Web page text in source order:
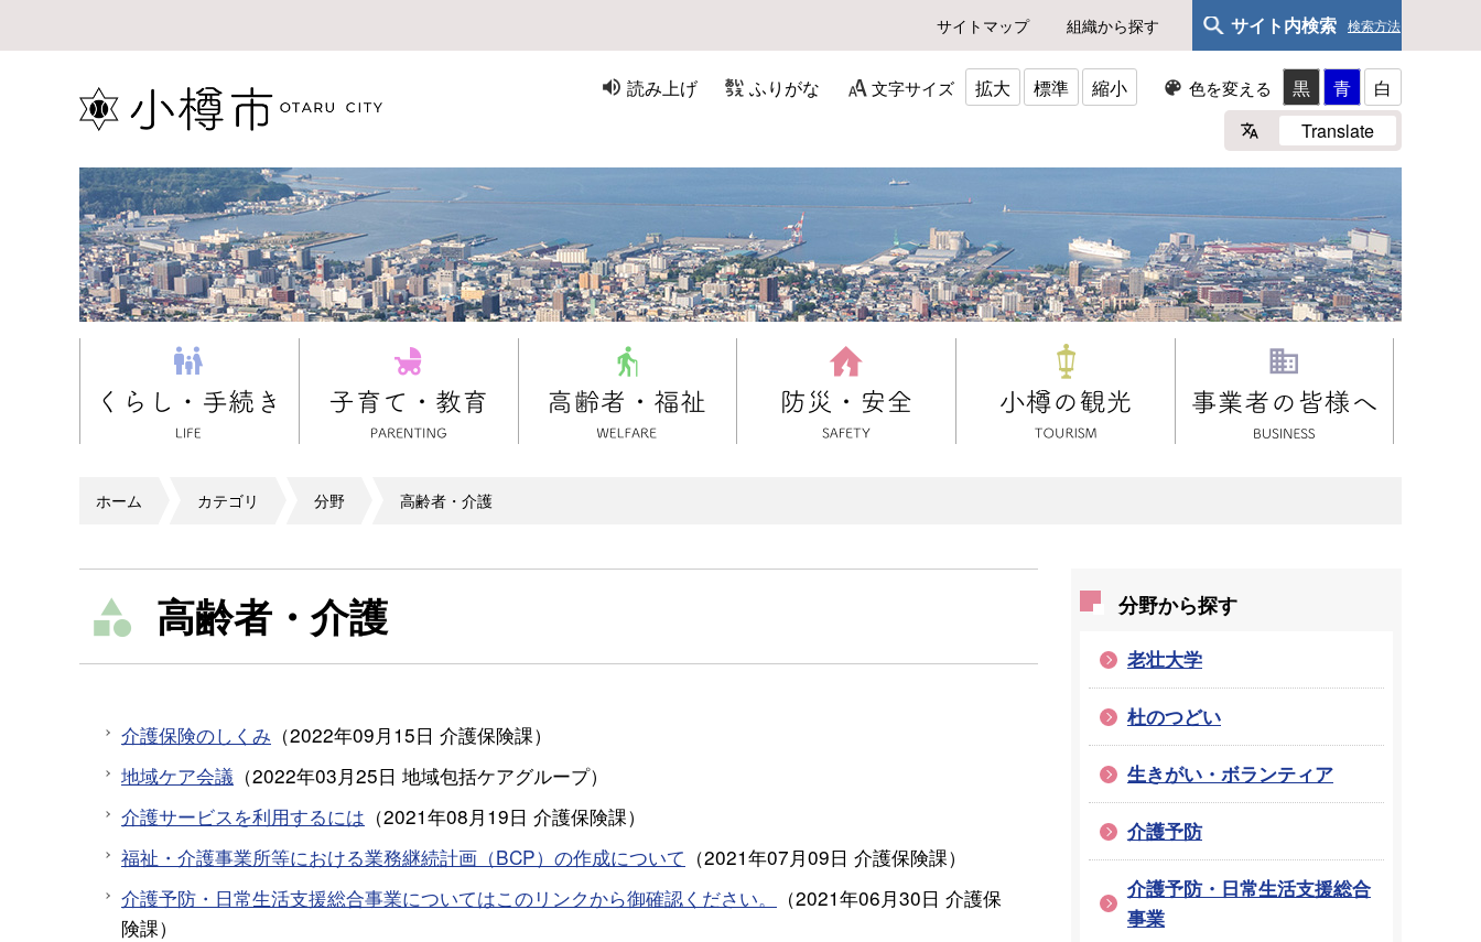
サイトマップ 組織から探す サイト内検索 検索方法
読み上げ ふりがな 文字サイズ 拡大 標準 縮小 色を変える 黒 青
白
Translate
ホーム カテゴリ 分野 高齢者・介護
高齢者・介護
介護保険のしくみ （2022年09月15日 介護保険課）
地域ケア会議 （2022年03月25日 地域包括ケアグループ）
介護サービスを利用するには （2021年08月19日 介護保険課）
福祉・介護事業所等における業務継続計画（BCP）の作成について （2021年07月09日 介護保険課）
介護予防・日常生活支援総合事業についてはこのリンクから御確認ください。
（2021年06月30日 介護保
険課）
分野から探す
老壮大学
杜のつどい
生きがい・ボランティア
介護予防
介護予防・日常生活支援総合
事業